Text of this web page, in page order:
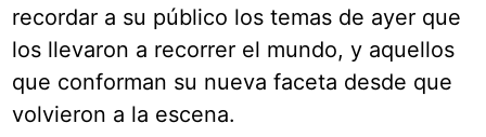
recordar a su público los temas de ayer que
los llevaron a recorrer el mundo, y aquellos
que conforman su nueva faceta desde que
volvieron a la escena.